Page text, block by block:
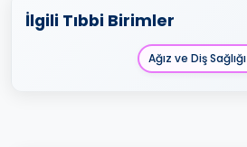
İlgili Tıbbi Birimler
Ağız ve Diş Sağlığı